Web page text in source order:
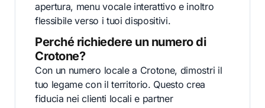
apertura, menu vocale interattivo e inoltro
flessibile verso i tuoi dispositivi.
Perché richiedere un numero di
Crotone?
Con un numero locale a Crotone, dimostri il
tuo legame con il territorio. Questo crea
fiducia nei clienti locali e partner